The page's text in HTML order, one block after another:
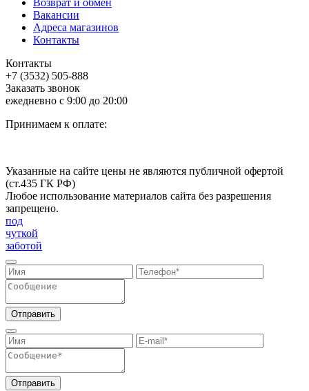
Возврат и обмен
Вакансии
Адреса магазинов
Контакты
Контакты
+7 (3532) 505-888
Заказать звонок
ежедневно с 9:00 до 20:00
Принимаем к оплате:
Указанные на сайте цены не являются публичной офертой
(ст.435 ГК РФ)
Любое использование материалов сайта без разрешения
запрещено.
под
чуткой
заботой
Отправить
Отправить